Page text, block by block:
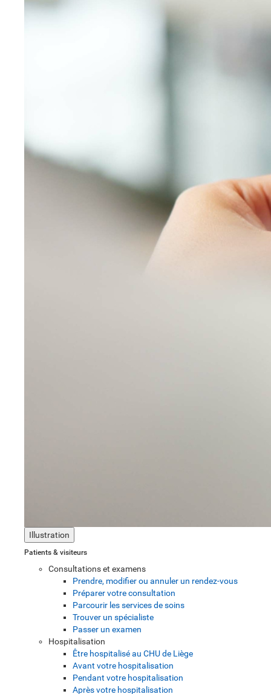
Illustration
Patients & visiteurs
Consultations et examens
Prendre, modifier ou annuler un rendez-vous
Préparer votre consultation
Parcourir les services de soins
Trouver un spécialiste
Passer un examen
Hospitalisation
Être hospitalisé au CHU de Liège
Avant votre hospitalisation
Pendant votre hospitalisation
Après votre hospitalisation